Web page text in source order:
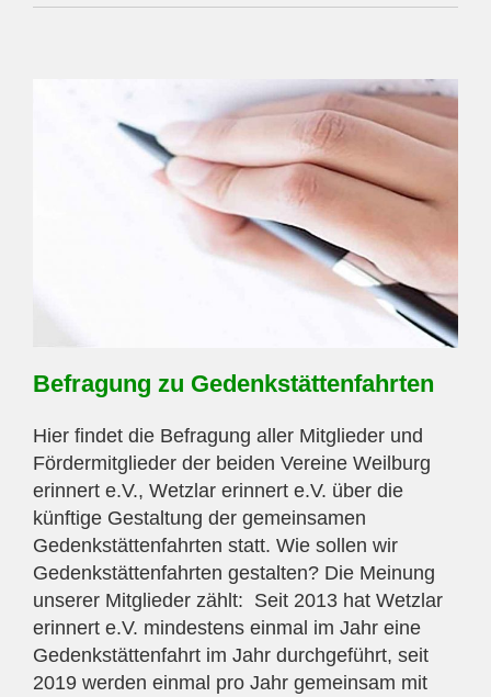
Befragung zu Gedenkstättenfahrten
Hier findet die Befragung aller Mitglieder und
Fördermitglieder der beiden Vereine Weilburg
erinnert e.V., Wetzlar erinnert e.V. über die
künftige Gestaltung der gemeinsamen
Gedenkstättenfahrten statt. Wie sollen wir
Gedenkstättenfahrten gestalten? Die Meinung
unserer Mitglieder zählt: Seit 2013 hat Wetzlar
erinnert e.V. mindestens einmal im Jahr eine
Gedenkstättenfahrt im Jahr durchgeführt, seit
2019 werden einmal pro Jahr gemeinsam mit